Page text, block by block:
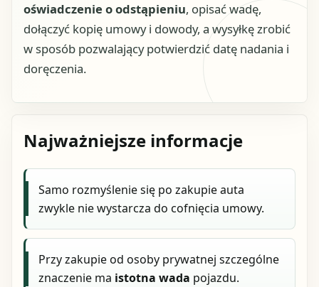
oświadczenie o odstąpieniu, opisać wadę,
dołączyć kopię umowy i dowody, a wysyłkę zrobić
w sposób pozwalający potwierdzić datę nadania i
doręczenia.
Najważniejsze informacje
Samo rozmyślenie się po zakupie auta
zwykle nie wystarcza do cofnięcia umowy.
Przy zakupie od osoby prywatnej szczególne
znaczenie ma istotna wada pojazdu.